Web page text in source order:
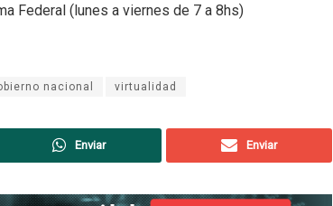
Federal (lunes a viernes de 7 a 8hs)
nacional virtualidad
Enviar Enviar